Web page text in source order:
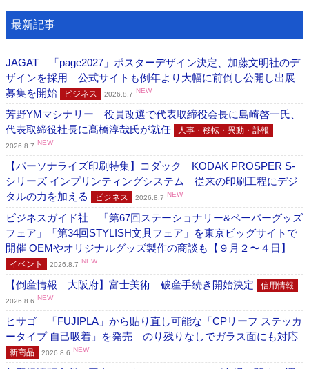
最新記事
JAGAT 「page2027」ポスターデザイン決定、加藤文明社のデ
ザインを採用 公式サイトも例年より大幅に前倒し公開し出展
募集を開始
ビジネス 2026.8.7 NEW
芳野YMマシナリー 役員改選で代表取締役会長に島崎啓一氏、
代表取締役社長に髙橋淳哉氏が就任
人事・移転・異動・訃報
2026.8.7 NEW
【パーソナライズ印刷特集】コダック KODAK PROSPER S-
シリーズ インプリンティングシステム 従来の印刷工程にデジ
タルの力を加える
ビジネス 2026.8.7 NEW
ビジネスガイド社 「第67回ステーショナリー&ペーパーグッズ
フェア」「第34回STYLISH文具フェア」を東京ビッグサイトで
開催 OEMやオリジナルグッズ製作の商談も【９月２〜４日】
イベント 2026.8.7 NEW
【倒産情報 大阪府】富士美術 破産手続き開始決定 信用情報
2026.8.6 NEW
ヒサゴ 「FUJIPLA」から貼り直し可能な「CPリーフ ステッカ
ータイプ 自己吸着」を発売 のり残りなしでガラス面にも対応
新商品 2026.8.6 NEW